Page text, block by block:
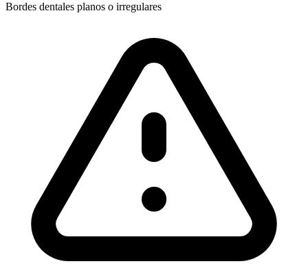
Bordes dentales planos o irregulares